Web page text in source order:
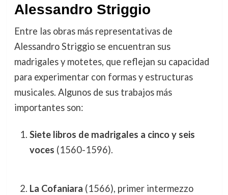
Alessandro Striggio
Entre las obras más representativas de
Alessandro Striggio se encuentran sus
madrigales y motetes, que reflejan su capacidad
para experimentar con formas y estructuras
musicales. Algunos de sus trabajos más
importantes son:
Siete libros de madrigales a cinco y seis
voces (1560-1596).
La Cofaniara (1566), primer intermezzo